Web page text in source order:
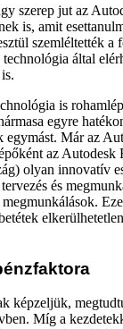
szerep jut az
is, amit
szemléltették a
által
is
egyre
Már az
az Autodesk
olyan innovatív
és
képzeljük,
Míg a